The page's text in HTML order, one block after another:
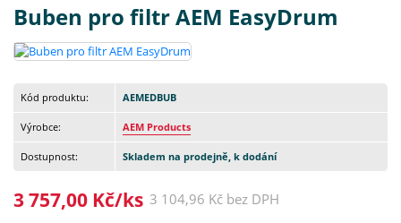
Buben pro filtr AEM EasyDrum
Kód produktu: AEMEDBUB
Výrobce: AEM Products
Dostupnost: Skladem na prodejně, k dodání
3 757,00 Kč/ks 3 104,96 Kč bez DPH